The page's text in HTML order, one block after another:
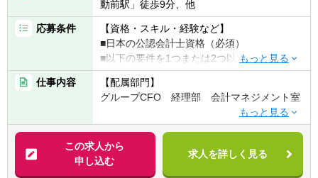
びこれに対するアクションプラン構築を共に
実施する。
・経営管理に関わる業務フローやシステム
(予算管理ツールなど)の導入・改善を主導
し、プロセスを標準化・効率化する。
● 経営会議資料の作成:
・取締役会や経営会議に向けた中期計画お
よび業績見通しに関する資料を作成する。
・その他、管理会計視点での分析とアクシ
ョンプランに関する資料を作成する。
動前駅」徒歩9分、他
応募条件
【資格・スキル・経験など】
■日本の公認会計士資格（必須）
■以下の要件を1つまたは2つ以上満たすこと
が望ましい
┗大手監査法人（BIG4）におけるマネージャ
ー相当以上の経験
┗上場会社（IFRS採用会社）本社における連
結決算責任者または高度会計分野での豊富な
経験
┗高い英語コミュニケーション能力
仕事内容
【配属部門】
グループCFO 経理部 会計マネジメント室
【職務内容】
■会計マネジメント室のミッション
同社グループは事業会社制のもと多くの事業
をグローバルに展開しています。その中で、
この求人から
申し込む
求人を詳しく見る